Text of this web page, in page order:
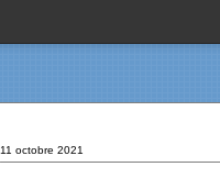
11 octobre 2021